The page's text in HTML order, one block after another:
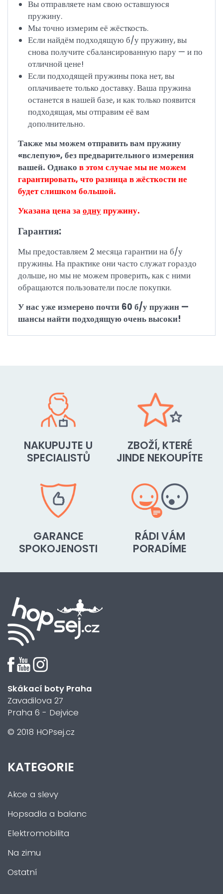
Вы отправляете нам свою оставшуюся
пружину.
Мы точно измерим её жёсткость.
Если найдём подходящую б/у пружину, вы
снова получите сбалансированную пару — и по
отличной цене!
Если подходящей пружины пока нет, вы
оплачиваете только доставку. Ваша пружина
останется в нашей базе, и как только появится
подходящая, мы отправим её вам
дополнительно.
Также мы можем отправить вам пружину
«вслепую», без предварительного измерения
вашей. Однако в этом случае мы не можем
гарантировать, что разница в жёсткости не
будет слишком большой.
Указана цена заоднупружину.
Гарантия:
Мы предоставляем 2 месяца гарантии на б/у
пружины. На практике они часто служат гораздо
дольше, но мы не можем проверить, как с ними
обращаются пользователи после покупки.
У нас уже измерено почти 60 б/у пружин —
шансы найти подходящую очень высоки!
NAKUPUJTE U
SPECIALISTŮ
ZBOŽÍ, KTERÉ
JINDE NEKOUPÍTE
GARANCE
SPOKOJENOSTI
RÁDI VÁM
PORADÍME
Skákací boty Praha
Zavadilova 27
Praha 6 - Dejvice
© 2018 HOPsej.cz
KATEGORIE
Akce a slevy
Hopsadla a balanc
Elektromobilita
Na zimu
Ostatní